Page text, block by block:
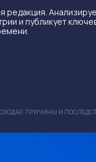
редакция.
и публикует
ПРИЧИНЫ И